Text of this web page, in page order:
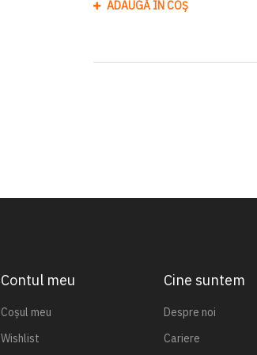
ADAUGĂ ÎN COȘ
Contul meu
Coșul meu
Wishlist
Cine suntem
Despre noi
Cariere